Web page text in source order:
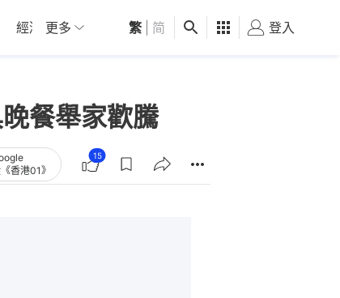
經濟 01深圳 觀點 健康 好食玩飛
更多 繁 简 登入
餐舉家歡騰
香港01》
15